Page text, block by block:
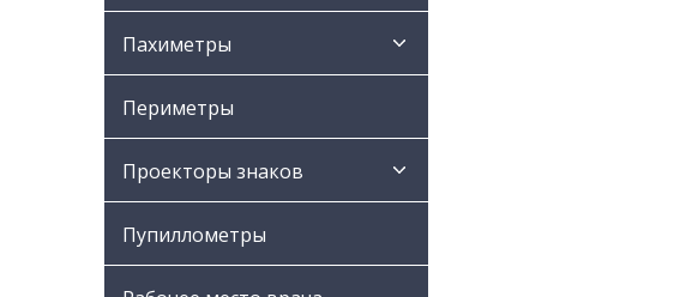
Пахиметры
Периметры
Проекторы знаков
Пупиллометры